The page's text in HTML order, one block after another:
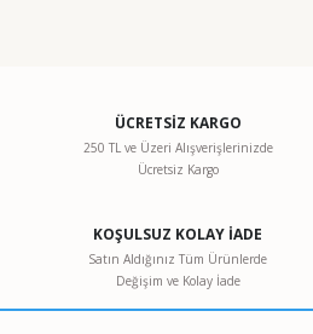
veya görüntülenemiyor.
bulunuyor.
daha pahalı.
ÜCRETSİZ KARGO
250 TL ve Üzeri Alışverişlerinizde
Ücretsiz Kargo
KOŞULSUZ KOLAY İADE
Satın Aldığınız Tüm Ürünlerde
Değişim ve Kolay İade